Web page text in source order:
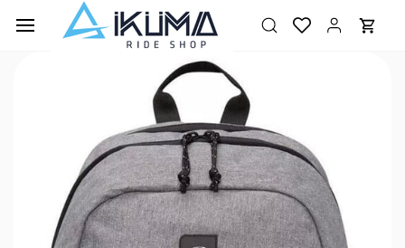
contenido